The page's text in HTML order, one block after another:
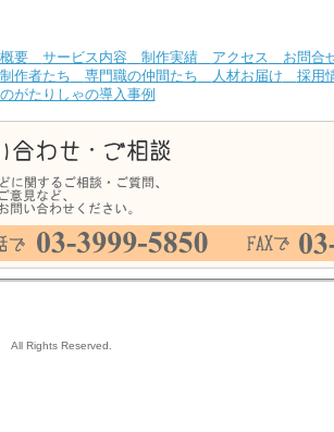
要 サービス内容 制作実績 アクセス
お問合
制作者たち 専門職の仲間たち 人材お届け
採用
がたりしゃの導入事例
All Rights Reserved.